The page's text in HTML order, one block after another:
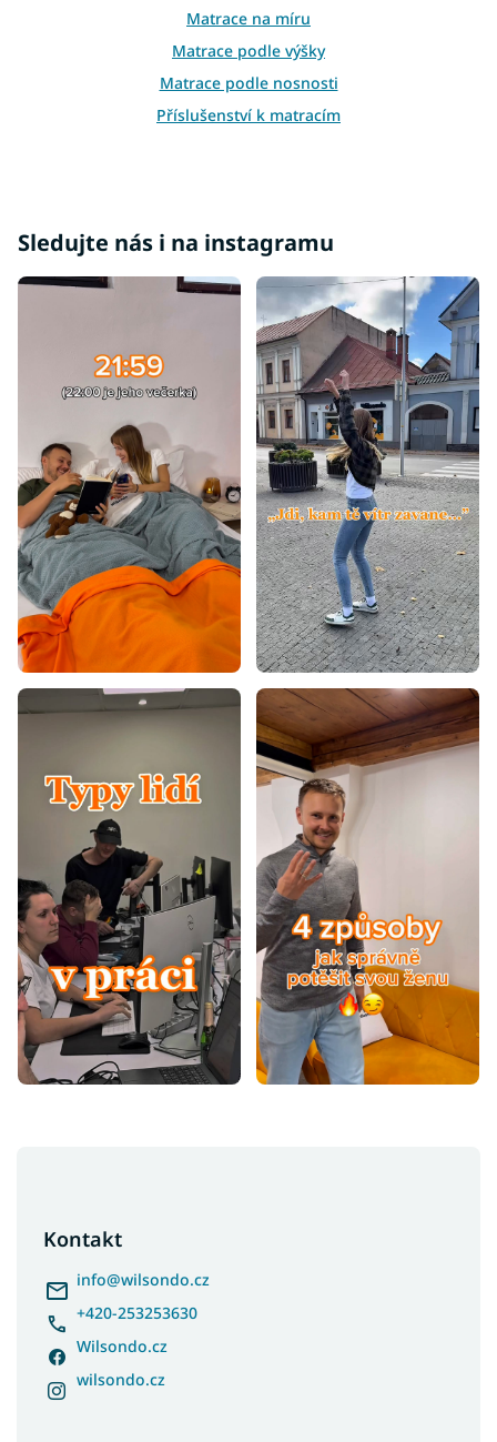
u
Matrace na míru
Matrace podle výšky
Matrace podle nosnosti
Příslušenství k matracím
Sledujte nás i na instagramu
Kontakt
info@wilsondo.cz
+420-253253630
Wilsondo.cz
wilsondo.cz